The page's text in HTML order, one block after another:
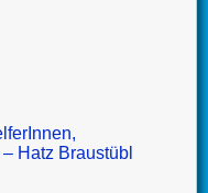
Hatz Braustübl